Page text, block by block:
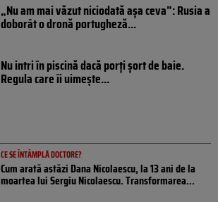
„Nu am mai văzut niciodată așa ceva”: Rusia a
doborât o dronă portugheză...
Nu intri în piscină dacă porți șort de baie.
Regula care îi uimește...
CE SE ÎNTÂMPLĂ DOCTORE?
Cum arată astăzi Dana Nicolaescu, la 13 ani de la
moartea lui Sergiu Nicolaescu. Transformarea...